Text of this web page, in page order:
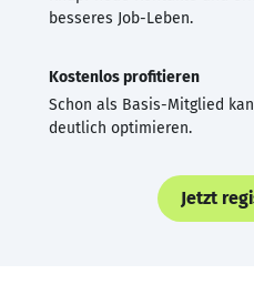
besseres Job-Leben.
Kostenlos profitieren
Schon als Basis-Mitglied
deutlich optimieren.
Jetzt